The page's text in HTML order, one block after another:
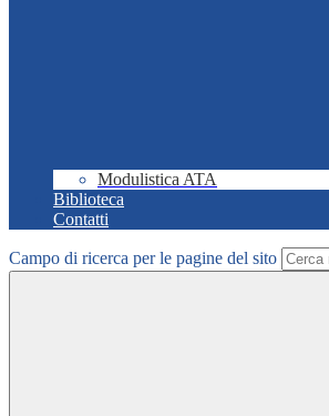
Modulistica ATA
Biblioteca
Contatti
Campo di ricerca per le pagine del sito